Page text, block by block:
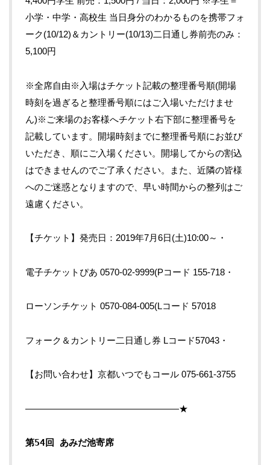
小学・中学・高校生 当日身分のわかるものを携帯フォ
ーク(10/12)＆カントリー(10/13)二日通し券前売のみ：
5,100円
※全席自由※入場はチケット記載の整理番号順(開場
時刻を過ぎると整理番号順にはご入場いただけませ
ん)※ご来場のお客様へチケット右下部に整理番号を
記載しています。開場時刻までに整理番号順にお並び
いただき、順にご入場ください。開場してからの割込
はできませんのでご了承ください。また、近隣の皆様
へのご迷惑となりますので、早い時間からの整列はご
遠慮ください。
【チケット】発売日：2019年7月6日(土)10:00～・
電子チケットぴあ 0570-02-9999(Pコード 155-718・
ローソンチケット 0570-084-005(Lコード 57018
フォーク＆カントリー二日通し券 Lコード57043・
【お問い合わせ】京都いつでもコール 075-661-3755
—————————————————★
第54回 あみだ池寄席